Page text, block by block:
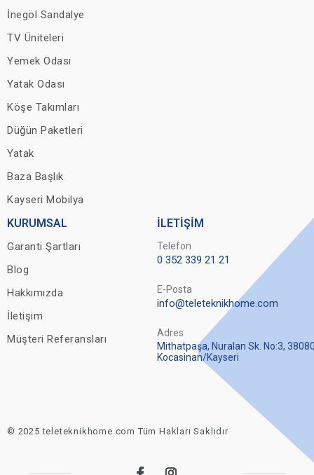
İnegöl Sandalye
TV Üniteleri
Yemek Odası
Yatak Odası
Köşe Takımları
Düğün Paketleri
Yatak
Baza Başlık
Kayseri Mobilya
KURUMSAL
Garanti Şartları
Blog
Hakkımızda
İletişim
Müşteri Referansları
İLETİŞİM
Telefon
0 352 339 21 21
E-Posta
info@teleteknikhome.com
Adres
Mithatpaşa, Nuralan Sk. No:3,
Kocasinan/Kayseri
© 2025 teleteknikhome.com Tüm Hakları Saklıdır